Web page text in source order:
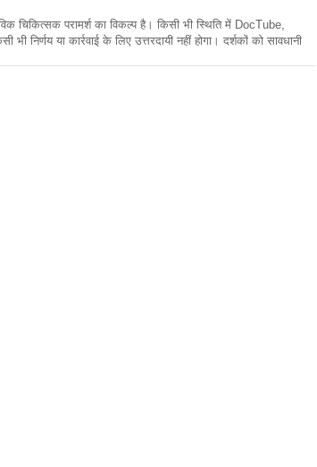
चिकित्सक परामर्श का विकल्प है। किसी भी स्थिति में DocTube,
या कार्रवाई के लिए उत्तरदायी नहीं होगा। दर्शकों को सावधानी